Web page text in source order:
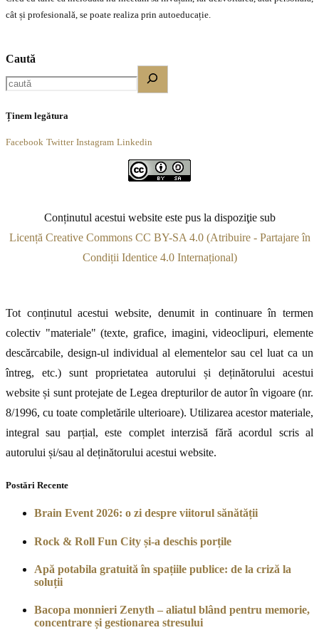
cât și profesională, se poate realiza prin autoeducație.
Caută
Ținem legătura
Facebook Twitter Instagram Linkedin
Conținutul acestui website este pus la dispoziţie sub
Licență Creative Commons CC BY-SA 4.0 (Atribuire - Partajare în
Condiții Identice 4.0 Internațional)
Tot conținutul acestui website, denumit in continuare în termen
colectiv "materiale" (texte, grafice, imagini, videoclipuri, elemente
descărcabile, design-ul individual al elementelor sau cel luat ca un
întreg, etc.) sunt proprietatea autorului și deținătorului acestui
website și sunt protejate de Legea drepturilor de autor în vigoare (nr.
8/1996, cu toate completările ulterioare). Utilizarea acestor materiale,
integral sau parțial, este complet interzisă fără acordul scris al
autorului și/sau al deținătorului acestui website.
Postări Recente
Brain Event 2026: o zi despre viitorul sănătății
Rock & Roll Fun City și-a deschis porțile
Apă potabila gratuită în spațiile publice: de la criză la
soluții
Bacopa monnieri Zenyth – aliatul blând pentru memorie,
concentrare și gestionarea stresului